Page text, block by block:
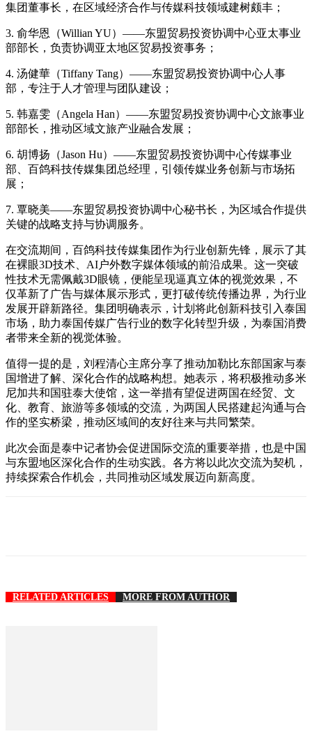
集团董事长，在区域经济合作与传媒科技领域建树颇丰；
3. 俞华恩（Willian YU）——东盟贸易投资协调中心亚太事业
部部长，负责协调亚太地区贸易投资事务；
4. 汤健華（Tiffany Tang）——东盟贸易投资协调中心人事
部，专注于人才管理与团队建设；
5. 韩嘉雯（Angela Han）——东盟贸易投资协调中心文旅事业
部部长，推动区域文旅产业融合发展；
6. 胡博扬（Jason Hu）——东盟贸易投资协调中心传媒事业
部、百鸽科技传媒集团总经理，引领传媒业务创新与市场拓
展；
7. 覃晓美——东盟贸易投资协调中心秘书长，为区域合作提供
关键的战略支持与协调服务。
在交流期间，百鸽科技传媒集团作为行业创新先锋，展示了其
在裸眼3D技术、AI户外数字媒体领域的前沿成果。这一突破
性技术无需佩戴3D眼镜，便能呈现逼真立体的视觉效果，不
仅革新了广告与媒体展示形式，更打破传统传播边界，为行业
发展开辟新路径。集团明确表示，计划将此创新科技引入泰国
市场，助力泰国传媒广告行业的数字化转型升级，为泰国消费
者带来全新的视觉体验。
值得一提的是，刘程清心主席分享了推动加勒比东部国家与泰
国增进了解、深化合作的战略构想。她表示，将积极推动多米
尼加共和国驻泰大使馆，这一举措有望促进两国在经贸、文
化、教育、旅游等多领域的交流，为两国人民搭建起沟通与合
作的坚实桥梁，推动区域间的友好往来与共同繁荣。
此次会面是泰中记者协会促进国际交流的重要举措，也是中国
与东盟地区深化合作的生动实践。各方将以此次交流为契机，
持续探索合作机会，共同推动区域发展迈向新高度。
RELATED ARTICLES MORE FROM AUTHOR